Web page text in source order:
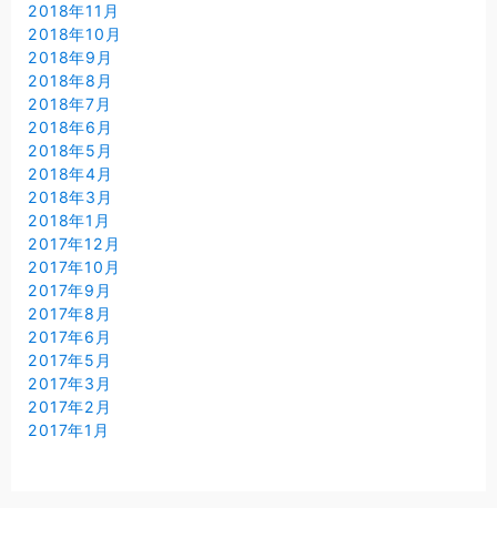
2018年11月
2018年10月
2018年9月
2018年8月
2018年7月
2018年6月
2018年5月
2018年4月
2018年3月
2018年1月
2017年12月
2017年10月
2017年9月
2017年8月
2017年6月
2017年5月
2017年3月
2017年2月
2017年1月